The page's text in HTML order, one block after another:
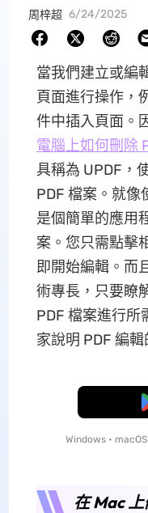
周梓超 6/24/2025
當我們建立或編
頁面進行操作，
件中插入頁面。
電腦上如何刪除
具稱為 UPDF，
PDF 檔案。就像
是個簡單的應用
案。您只需點擊
即開始編輯。而
術專長，只要瞭
PDF 檔案進行所
家說明 PDF 編輯
Windows •
在 Mac